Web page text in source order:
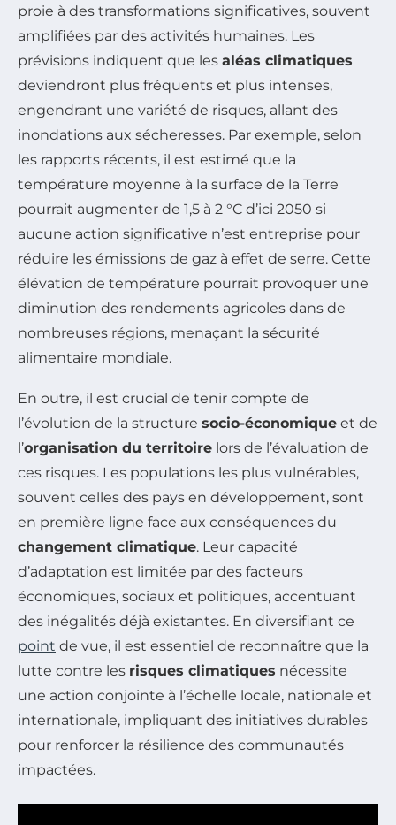
proie à des transformations significatives, souvent
amplifiées par des activités humaines. Les
prévisions indiquent que les aléas climatiques
deviendront plus fréquents et plus intenses,
engendrant une variété de risques, allant des
inondations aux sécheresses. Par exemple, selon
les rapports récents, il est estimé que la
température moyenne à la surface de la Terre
pourrait augmenter de 1,5 à 2 °C d’ici 2050 si
aucune action significative n’est entreprise pour
réduire les émissions de gaz à effet de serre. Cette
élévation de température pourrait provoquer une
diminution des rendements agricoles dans de
nombreuses régions, menaçant la sécurité
alimentaire mondiale.
En outre, il est crucial de tenir compte de
l’évolution de la structure socio-économique et de
l’organisation du territoire lors de l’évaluation de
ces risques. Les populations les plus vulnérables,
souvent celles des pays en développement, sont
en première ligne face aux conséquences du
changement climatique. Leur capacité
d’adaptation est limitée par des facteurs
économiques, sociaux et politiques, accentuant
des inégalités déjà existantes. En diversifiant ce
point de vue, il est essentiel de reconnaître que la
lutte contre les risques climatiques nécessite
une action conjointe à l’échelle locale, nationale et
internationale, impliquant des initiatives durables
pour renforcer la résilience des communautés
impactées.